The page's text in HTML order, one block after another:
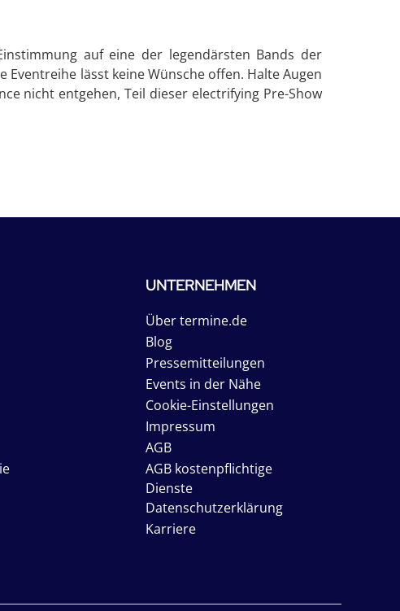
auf eine der legendärsten Bands der
lässt keine Wünsche offen. Halte Augen
nicht entgehen, Teil dieser electrifying Pre-Show
UNTERNEHMEN
Über termine.de
Blog
Pressemitteilungen
Events in der Nähe
Cookie-Einstellungen
Impressum
AGB
AGB kostenpflichtige
Dienste
Datenschutzerklärung
Karriere